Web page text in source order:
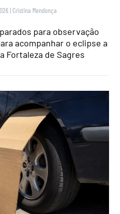
| Cristina Mendonça
para observação
acompanhar o eclipse a
Fortaleza de Sagres